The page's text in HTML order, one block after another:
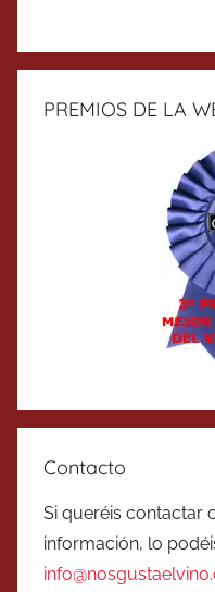
PREMIOS DE LA
Contacto
Si queréis contactar
información, lo